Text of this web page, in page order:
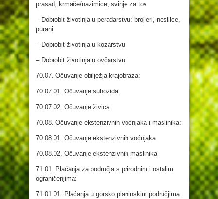
prasad, krmače/nazimice, svinje za tov
– Dobrobit životinja u peradarstvu: brojleri, nesilice,
purani
– Dobrobit životinja u kozarstvu
– Dobrobit životinja u ovčarstvu
70.07. Očuvanje obilježja krajobraza:
70.07.01. Očuvanje suhozida
70.07.02. Očuvanje živica
70.08. Očuvanje ekstenzivnih voćnjaka i maslinika:
70.08.01. Očuvanje ekstenzivnih voćnjaka
70.08.02. Očuvanje ekstenzivnih maslinika
71.01. Plaćanja za područja s prirodnim i ostalim
ograničenjima:
71.01.01. Plaćanja u gorsko planinskim područjima